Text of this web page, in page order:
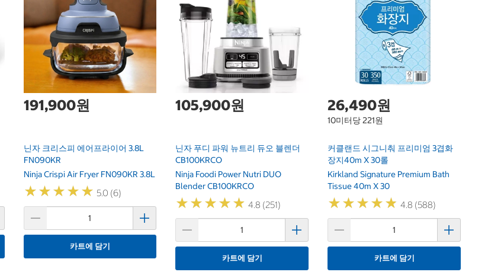
191,900원
닌자 크리스피 에어프라이어 3.8L
FN090KR
Ninja Crispi Air Fryer FN090KR 3.8L
★★★★★
★★★★★ 5.0 (6)
카트에 담기
105,900원
닌자 푸디 파워 뉴트리 듀오 블렌더
CB100KRCO
Ninja Foodi Power Nutri DUO
Blender CB100KRCO
★★★★★
★★★★★ 4.8 (251)
카트에 담기
26,490원
10미터당 221원
커클랜드 시그니춰 프리미엄 3겹화
장지40m X 30롤
Kirkland Signature Premium Bath
Tissue 40m X 30
★★★★★
★★★★★ 4.8 (588)
카트에 담기